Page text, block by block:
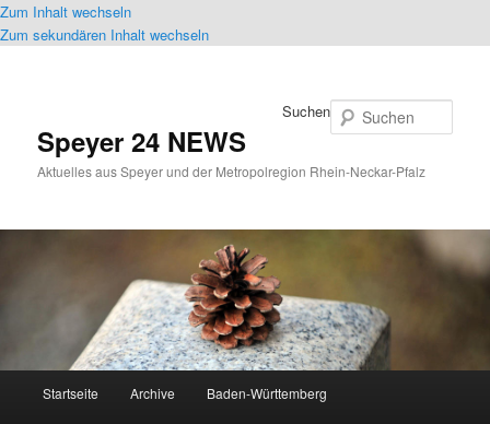
Zum Inhalt wechseln
Zum sekundären Inhalt wechseln
Speyer 24 NEWS
Aktuelles aus Speyer und der Metropolregion Rhein-Neckar-Pfalz
Suchen
Startseite Archive Baden-Württemberg